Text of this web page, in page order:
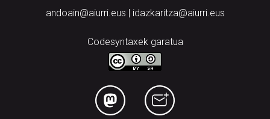
andoain@aiurri.eus | idazkaritza@aiurri.eus
Codesyntaxek garatua